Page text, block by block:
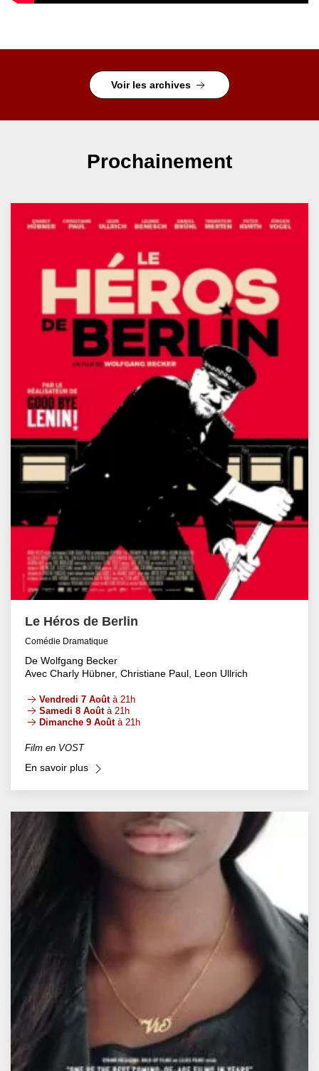
Voir les archives
Prochainement
Le Héros de Berlin
Comédie Dramatique
De Wolfgang Becker
Avec Charly Hübner, Christiane Paul, Leon Ullrich
Vendredi 7 Aoûtà 21h
Samedi 8 Aoûtà 21h
Dimanche 9 Aoûtà 21h
Film en VOST
En savoir plus